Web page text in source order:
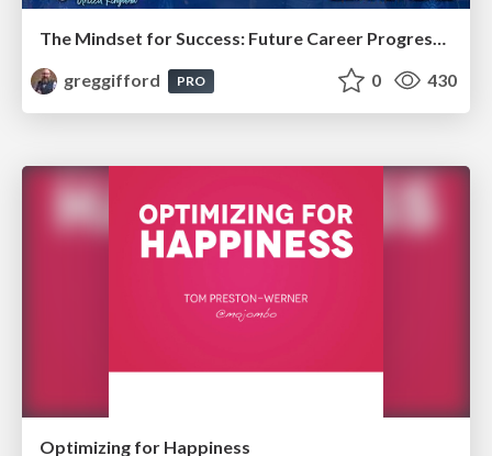
The Mindset for Success: Future Career Progression
greggifford
PRO 0 430
Optimizing for Happiness